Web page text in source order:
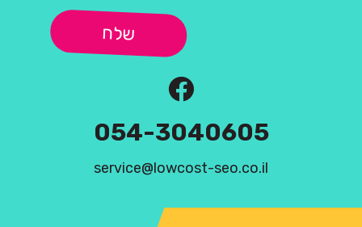
שלח
054-3040605
service@lowcost-seo.co.il